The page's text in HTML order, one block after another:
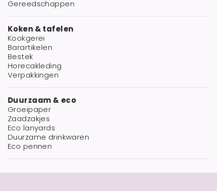
Gereedschappen
Koken & tafelen
Kookgerei
Barartikelen
Bestek
Horecakleding
Verpakkingen
Duurzaam & eco
Groeipaper
Zaadzakjes
Eco lanyards
Duurzame drinkwaren
Eco pennen